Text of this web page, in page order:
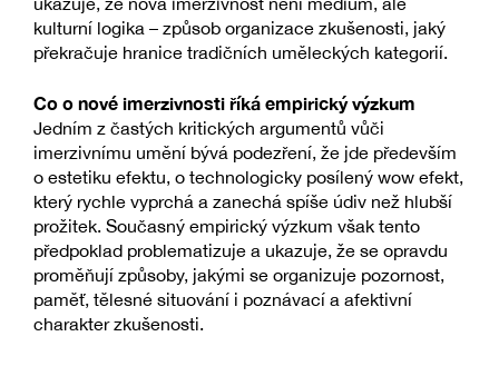
kulturní logika – způsob organizace zkušenosti, jaký
překračuje hranice tradičních uměleckých kategorií.
Co o nové imerzivnosti říká empirický výzkum
Jedním z častých kritických argumentů vůči
imerzivnímu umění bývá podezření, že jde především
o estetiku efektu, o technologicky posílený wow efekt,
který rychle vyprchá a zanechá spíše údiv než hlubší
prožitek. Současný empirický výzkum však tento
předpoklad problematizuje a ukazuje, že se opravdu
proměňují způsoby, jakými se organizuje pozornost,
paměť, tělesné situování i poznávací a afektivní
charakter zkušenosti.